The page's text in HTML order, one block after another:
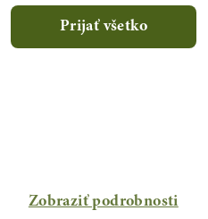
Prijať všetko
Zobraziť podrobnosti